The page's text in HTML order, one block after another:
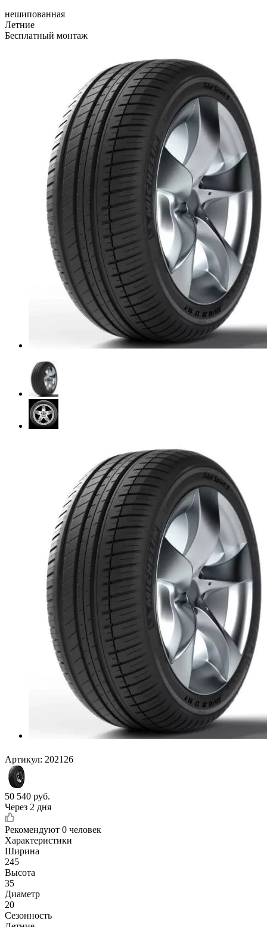
нешипованная
Летние
Бесплатный монтаж
Артикул: 202126
50 540 руб.
Через 2 дня
Рекомендуют 0 человек
Характеристики
Ширина
245
Высота
35
Диаметр
20
Сезонность